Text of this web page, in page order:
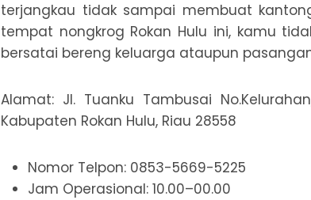
terjangkau tidak sampai membuat
tempat nongkrog Rokan Hulu ini, kamu
bersatai bereng keluarga ataupun
Alamat: Jl. Tuanku Tambusai
Kabupaten Rokan Hulu, Riau 28558
Nomor Telpon: 0853-5669-5225
Jam Operasional: 10.00–00.00